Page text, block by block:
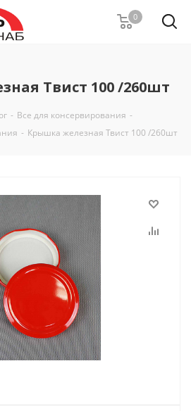
0
Твист 100 /260шт
- Все для консервирования -
- Крышка железная Твист 100 /260шт